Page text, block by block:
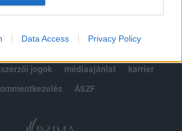
Data Access Privacy Policy
szerzői jogok médiaajánlat
karrier
ÁSZF